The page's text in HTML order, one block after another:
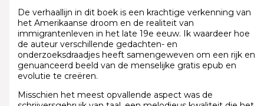
De verhaallijn in dit boek is een krachtige verkenning van
het Amerikaanse droom en de realiteit van
immigrantenleven in het late 19e eeuw. Ik waardeer hoe
de auteur verschillende gedachten- en
onderzoeksdraadjes heeft samengeweven om een rijk en
genuanceerd beeld van de menselijke gratis epub en
evolutie te creëren.
Misschien het meest opvallende aspect was de